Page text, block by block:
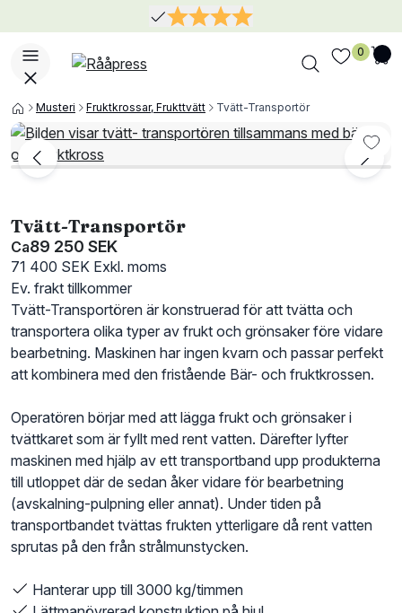
0
Musteri Fruktkrossar, Frukttvätt Tvätt-Transportör
Tvätt-Transportör
Ca89 250 SEK
71 400 SEK Exkl. moms
Ev. frakt tillkommer
Tvätt-Transportören är konstruerad för att tvätta och
transportera olika typer av frukt och grönsaker före vidare
bearbetning. Maskinen har ingen kvarn och passar perfekt
att kombinera med den fristående Bär- och fruktkrossen.
Operatören börjar med att lägga frukt och grönsaker i
tvättkaret som är fyllt med rent vatten. Därefter lyfter
maskinen med hjälp av ett transportband upp produkterna
till utloppet där de sedan åker vidare för bearbetning
(avskalning-pulpning eller annat). Under tiden på
transportbandet tvättas frukten ytterligare då rent vatten
sprutas på den från strålmunstycken.
Hanterar upp till 3000 kg/timmen